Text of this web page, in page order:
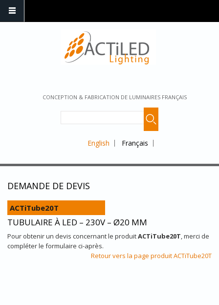
CONCEPTION & FABRICATION DE LUMINAIRES FRANÇAIS
English Français
DEMANDE DE DEVIS
ACTiTube20T
TUBULAIRE À LED – 230V – Ø20 MM
Pour obtenir un devis concernant le produitACTiTube20T, merci de
compléter le formulaire ci-après.
Retour vers la page produit ACTiTube20T